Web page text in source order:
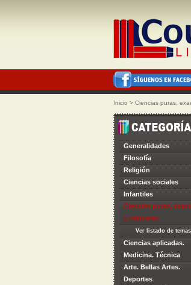
Inicio > Ciencias puras,
Generalidades
Filosofía
Religión
Ciencias sociales
Infantiles
Ciencias puras,
y naturales
Ver listado de temas
Ciencias aplicadas.
Medicina. Técnica
Arte. Bellas Artes.
Deportes